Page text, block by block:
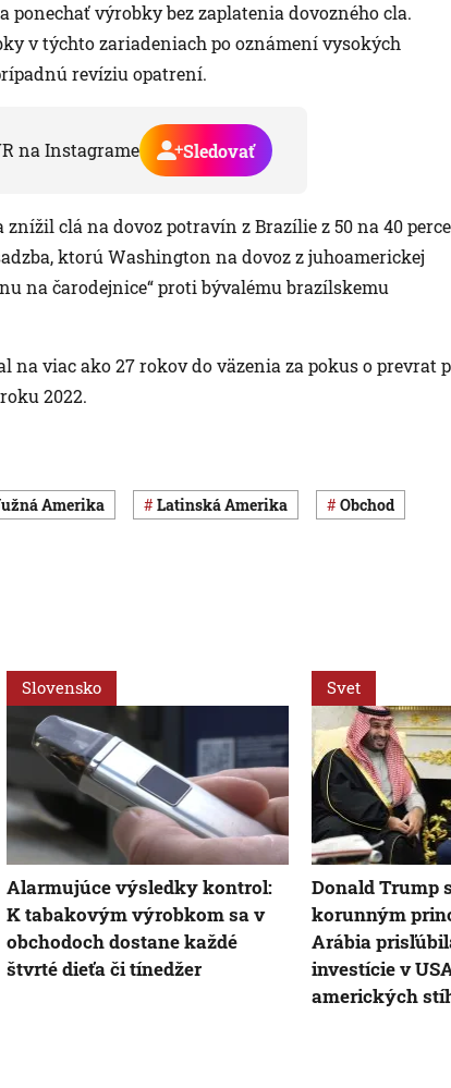
ponechať výrobky bez zaplatenia dovozného cla.
v týchto zariadeniach po oznámení vysokých
revíziu opatrení.
na Instagrame Sledovať
clá na dovoz potravín z Brazílie z 50 na 40
ktorú Washington na dovoz z juhoamerickej
na čarodejnice“ proti bývalému brazílskemu
na viac ako 27 rokov do väzenia za pokus o prevrat
2022.
Južná Amerika Latinská Amerika obchod
Slovensko
Alarmujúce výsledky kontrol:
K tabakovým výrobkom sa v
obchodoch dostane každé
štvrté dieťa či tínedžer
Svet
Donald Trump
korunným
Arábia
investície v
amerických